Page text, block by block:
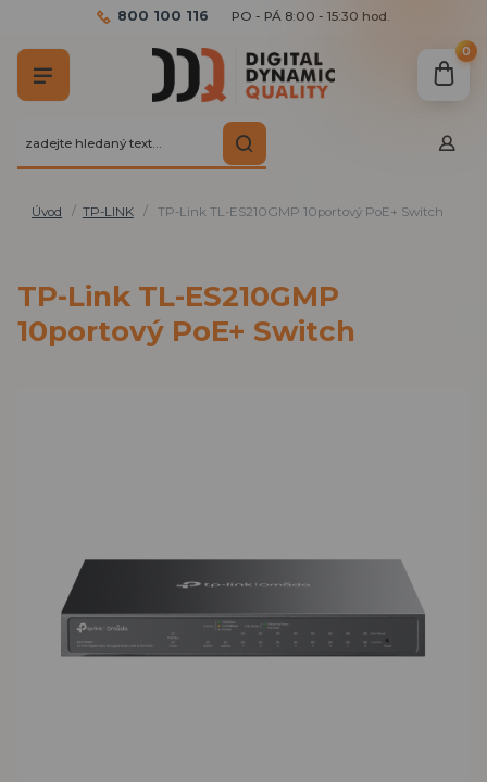
800 100 116 PO - PÁ 8:00 - 15:30 hod.
0
Úvod TP-LINK TP-Link TL-ES210GMP 10portový PoE+ Switch
TP-Link TL-ES210GMP
10portový PoE+ Switch